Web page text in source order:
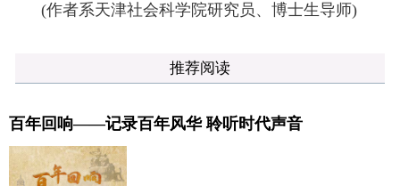
(作者系天津社会科学院研究员、博士生导师)
推荐阅读
百年回响——记录百年风华 聆听时代声音